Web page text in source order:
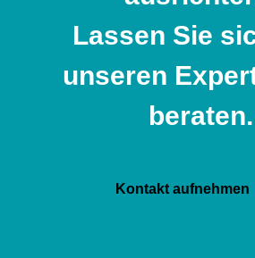
Lassen Sie
unseren
beraten.
Kontakt aufnehmen